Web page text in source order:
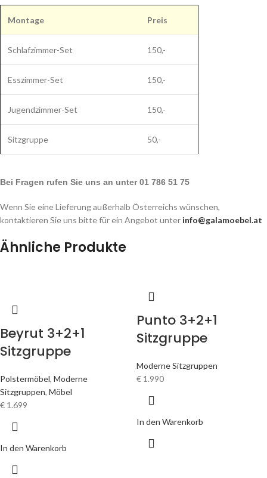
Montage Preis
Schlafzimmer-Set 150,-
Esszimmer-Set 150,-
Jugendzimmer-Set 150,-
Sitzgruppe 50,-
Bei Fragen rufen Sie uns an unter 01 786 51 75
Wenn Sie eine Lieferung außerhalb Österreichs wünschen,
kontaktieren Sie uns bitte für ein Angebot unter info@galamoebel.at
Ähnliche Produkte
Beyrut 3+2+1
Sitzgruppe
Polstermöbel, Moderne
Sitzgruppen, Möbel
€ 1.699
In den Warenkorb
Punto 3+2+1
Sitzgruppe
Moderne Sitzgruppen
€ 1.990
In den Warenkorb